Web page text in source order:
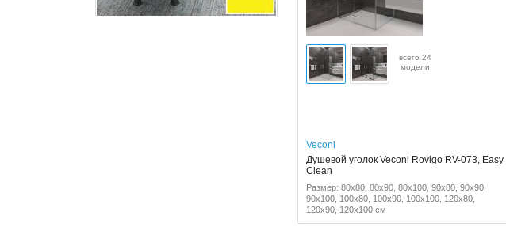
всего 24
модели
Veconi
Душевой уголок Veconi Rovigo RV-073, Easy
Clean
Размер: 80x80, 80x90, 80x100, 90x80, 90x90,
90x100, 100x80, 100x90, 100x100, 120x80,
120x90, 120x100 см